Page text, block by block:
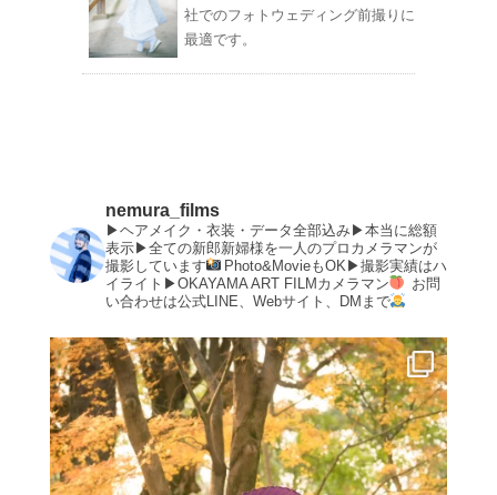
社でのフォトウェディング前撮りに
最適です。
nemura_films
▶︎ヘアメイク・衣装・データ全部込み▶︎本当に総額
表示▶︎全ての新郎新婦様を一人のプロカメラマンが
撮影しています
Photo&MovieもOK▶︎撮影実績はハ
イライト▶︎OKAYAMA ART FILMカメラマン
お問
い合わせは公式LINE、Webサイト、DMまで